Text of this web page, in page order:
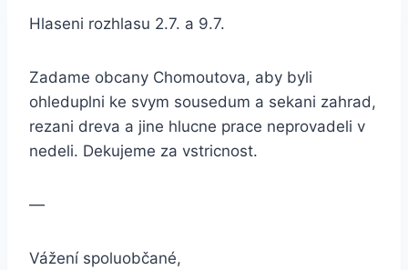
Hlaseni rozhlasu 2.7. a 9.7.
Zadame obcany Chomoutova, aby byli
ohleduplni ke svym sousedum a sekani zahrad,
rezani dreva a jine hlucne prace neprovadeli v
nedeli. Dekujeme za vstricnost.
—
Vážení spoluobčané,